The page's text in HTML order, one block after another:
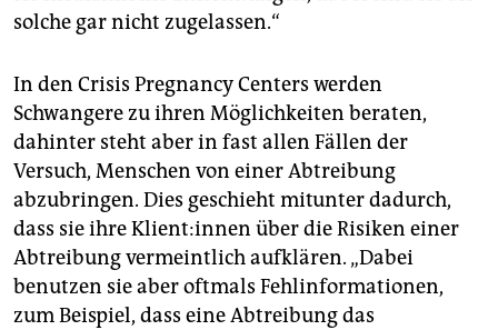
solche gar nicht zugelassen.“
In den Crisis Pregnancy Centers werden
Schwangere zu ihren Möglichkeiten beraten,
dahinter steht aber in fast allen Fällen der
Versuch, Menschen von einer Abtreibung
abzubringen. Dies geschieht mitunter dadurch,
dass sie ihre Kli­en­t:in­nen über die Risiken einer
Abtreibung vermeintlich aufklären. „Dabei
benutzen sie aber oftmals Fehlinformationen,
zum Beispiel, dass eine Abtreibung das